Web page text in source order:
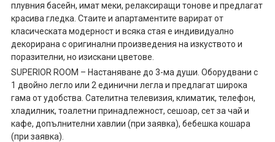
плувния басейн, имат меки, релаксиращи тонове и предлагат
красива гледка. Стаите и апартаментите варират от
класическата модерност и всяка стая е индивидуално
декорирана с оригинални произведения на изкуството и
поразителни, но изискани цветове.
SUPERIOR ROOM – Настаняване до 3-ма души. Оборудвани с
1 двойно легло или 2 единични легла и предлагат широка
гама от удобства. Сателитна телевизия, климатик, телефон,
хладилник, тоалетни принадлежност, сешоар, сет за чай и
кафе, допълнителни хавлии (при заявка), бебешка кошара
(при заявка).